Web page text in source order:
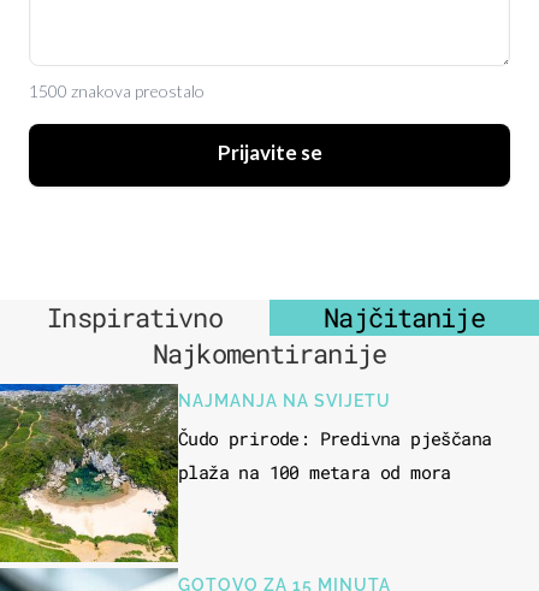
1500 znakova preostalo
Prijavite se
Inspirativno
Najčitanije
Najkomentiranije
NAJMANJA NA SVIJETU
Čudo prirode: Predivna pješčana
plaža na 100 metara od mora
GOTOVO ZA 15 MINUTA